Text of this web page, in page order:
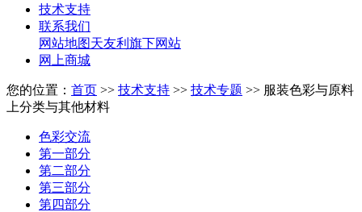
技术支持
联系我们
网站地图天友利旗下网站
网上商城
您的位置： 首页 >> 技术支持 >> 技术专题 >> 服装色彩与原料
上分类与其他材料
色彩交流
第一部分
第二部分
第三部分
第四部分